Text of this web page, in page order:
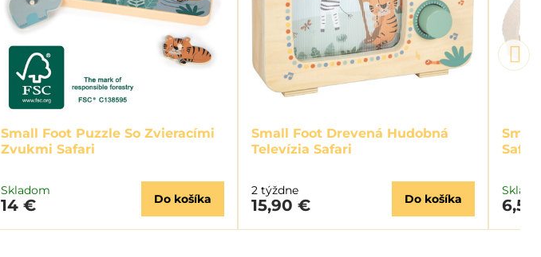
Small Foot Puzzle So Zvieracími
Zvukmi Safari
Skladom
14 € Do košíka
Small Foot Drevená Hudobná
Televízia Safari
2 týždne
15,90 € Do košíka
Safari